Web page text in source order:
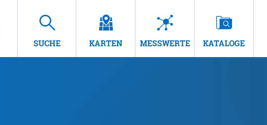
SUCHE KARTEN MESSWERTE KATALOGE